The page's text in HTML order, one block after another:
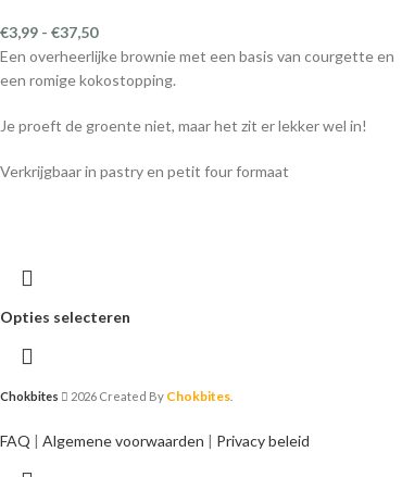
€3,99 - €37,50
Een overheerlijke brownie met een basis van courgette en
een romige kokostopping.
Je proeft de groente niet, maar het zit er lekker wel in!
Verkrijgbaar in pastry en petit four formaat
Opties selecteren
Chokbites 2026 Created By Chokbites
FAQ | Algemene voorwaarden | Privacy beleid